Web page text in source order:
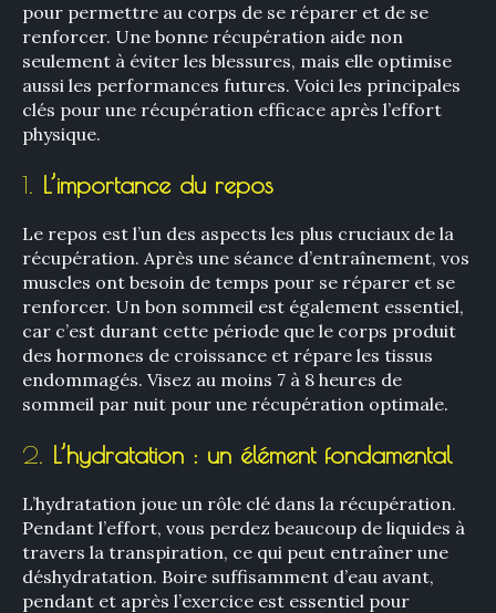
pour permettre au corps de se réparer et de se
renforcer. Une bonne récupération aide non
seulement à éviter les blessures, mais elle optimise
aussi les performances futures. Voici les principales
clés pour une récupération efficace après l’effort
physique.
1. L’importance du repos
Le repos est l’un des aspects les plus cruciaux de la
récupération. Après une séance d’entraînement, vos
muscles ont besoin de temps pour se réparer et se
renforcer. Un bon sommeil est également essentiel,
car c’est durant cette période que le corps produit
des hormones de croissance et répare les tissus
endommagés. Visez au moins 7 à 8 heures de
sommeil par nuit pour une récupération optimale.
2. L’hydratation : un élément fondamental
L’hydratation joue un rôle clé dans la récupération.
Pendant l’effort, vous perdez beaucoup de liquides à
travers la transpiration, ce qui peut entraîner une
déshydratation. Boire suffisamment d’eau avant,
pendant et après l’exercice est essentiel pour